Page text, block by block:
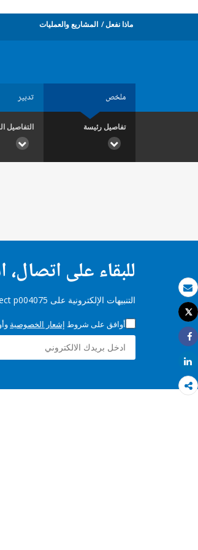
بريد الكتروني
طباعة
Tweet
Share
Share
ماذا نفعل المشاريع والعمليات
ملخص تدبير
تفاصيل رئيسة التفاصيل
للبقاء على
التنبيهات الإلكترونية على Project p004075
أوافق على شروط إشعار الخصوصية